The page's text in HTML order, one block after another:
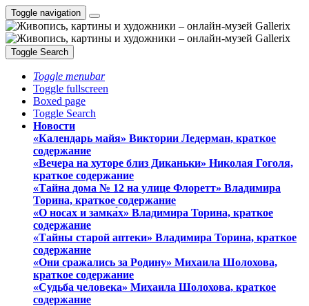
Toggle navigation
Toggle Search
Toggle menubar
Toggle fullscreen
Boxed page
Toggle Search
Новости
«Календарь майя» Виктории Ледерман, краткое
содержание
«Вечера на хуторе близ Диканьки» Николая Гоголя,
краткое содержание
«Тайна дома № 12 на улице Флоретт» Владимира
Торина, краткое содержание
«О носах и замка́х» Владимира Торина, краткое
содержание
«Тайны старой аптеки» Владимира Торина, краткое
содержание
«Они сражались за Родину» Михаила Шолохова,
краткое содержание
«Судьба человека» Михаила Шолохова, краткое
содержание